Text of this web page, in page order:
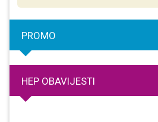
PROMO
HEP OBAVIJESTI